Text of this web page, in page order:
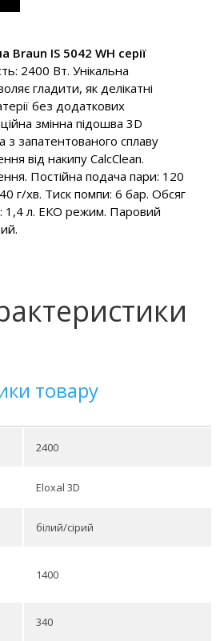
Braun IS 5042 WH серії
2400 Вт. Унікальна
гладити, як делікатні
без додаткових
змінна підошва 3D
з запатентованого сплаву
від накипу CalcClean.
Постійна подача пари: 120
г/хв. Тиск помпи: 6 бар. Обсяг
1,4 л. ЕКО режим. Паровий
товару
2400
Eloxal 3D
білий/сірий
1400
340